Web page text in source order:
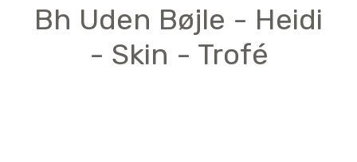
Bh Uden Bøjle - Heidi
- Skin - Trofé